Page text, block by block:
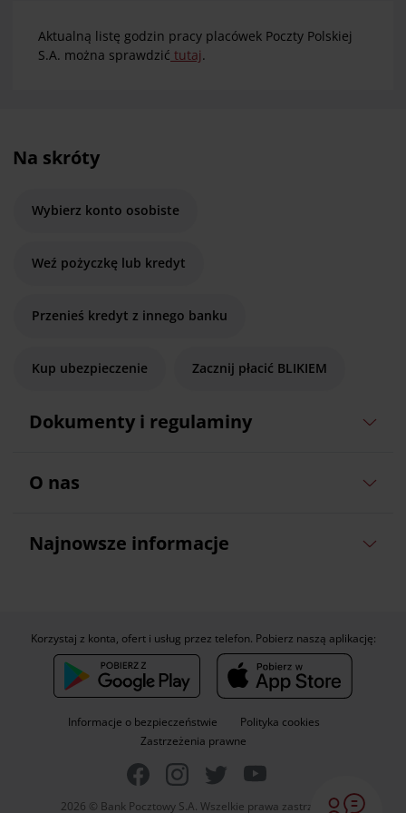
Aktualną listę godzin pracy placówek Poczty Polskiej
S.A. można sprawdzić tutaj.
Na skróty
Wybierz konto osobiste
Weź pożyczkę lub kredyt
Przenieś kredyt z innego banku
Kup ubezpieczenie Zacznij płacić BLIKIEM
Dokumenty i regulaminy
O nas
Najnowsze informacje
Informacje o bezpieczeństwie
Polityka cookies
Zastrzeżenia prawne
2026 © Bank Pocztowy S.A. Wszelkie prawa zastrzeżone.
Korzystaj z konta, ofert i usług przez telefon. Pobierz naszą aplikację: